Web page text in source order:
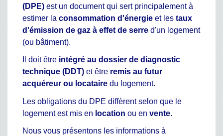
(DPE) est un document qui sert principalement à
estimer la consommation d'énergie et les taux
d'émission de gaz à effet de serre d'un logement
(ou bâtiment).
Il doit être intégré au dossier de diagnostic
technique (DDT) et être remis au futur
acquéreur ou locataire du logement.
Les obligations du DPE diffèrent selon que le
logement est mis en location ou en vente.
Nous vous présentons les informations à